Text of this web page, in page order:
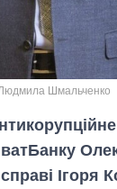
Шмальченко
Ігоря